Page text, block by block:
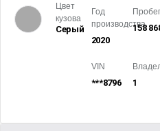
Цвет
кузова
Серый
Год
производства
2020
Пробег
158
VIN
***8796 1